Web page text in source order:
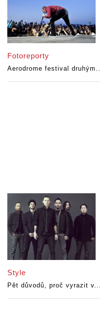
Fotoreporty
Aerodrome festival druhým...
Style
Pět důvodů, proč vyrazit v...